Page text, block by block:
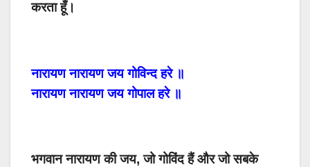
करता हूँ।
नारायण नारायण जय गोविन्द हरे ॥
नारायण नारायण जय गोपाल हरे ॥
भगवान नारायण की जय, जो गोविंद हैं और जो सबके